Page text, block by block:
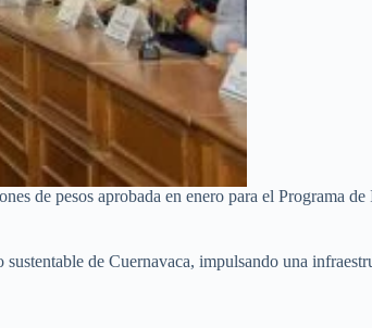
de pesos aprobada en enero para el
de Cuernavaca, impulsando una